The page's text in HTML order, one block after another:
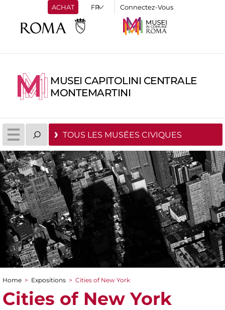
ACHAT Connectez-Vous
MUSEI CAPITOLINI CENTRALE
MONTEMARTINI
TOUS LES MUSÉES CIVIQUES
You are here
Home > Expositions > Cities of New York
Cities of New York